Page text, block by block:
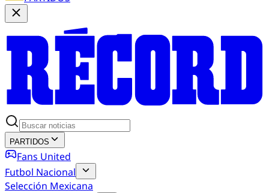
PARTIDOS
Fans United
Futbol Nacional
Selección Mexicana